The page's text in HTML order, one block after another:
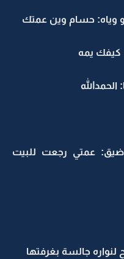
وياه: حسام وين عمتك
يمه
عمتي رجعت للبيت
جالسة بغرفتها